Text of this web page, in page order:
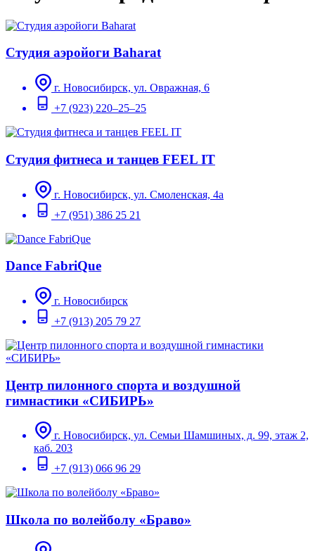
Студия аэройоги Baharat
г. Новосибирск, ул. Овражная, 6
+7 (923) 220–25–25
Студия фитнеса и танцев FEEL IT
г. Новосибирск, ул. Смоленская, 4а
+7 (951) 386 25 21
Dance FabriQue
г. Новосибирск
+7 (913) 205 79 27
Центр пилонного спорта и воздушной
гимнастики «СИБИРЬ»
г. Новосибирск, ул. Семьи Шамшиных, д. 99, этаж 2,
каб. 203
+7 (913) 066 96 29
Школа по волейболу «Браво»